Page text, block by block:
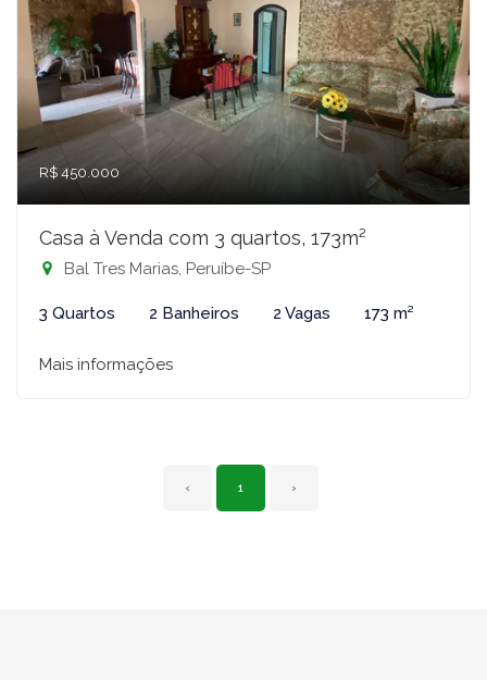
R$ 450.000
Casa à Venda com 3 quartos, 173m²
Bal Tres Marias, Peruíbe-SP
3 Quartos 2 Banheiros 2 Vagas 173 m²
Mais informações
‹ 1 ›